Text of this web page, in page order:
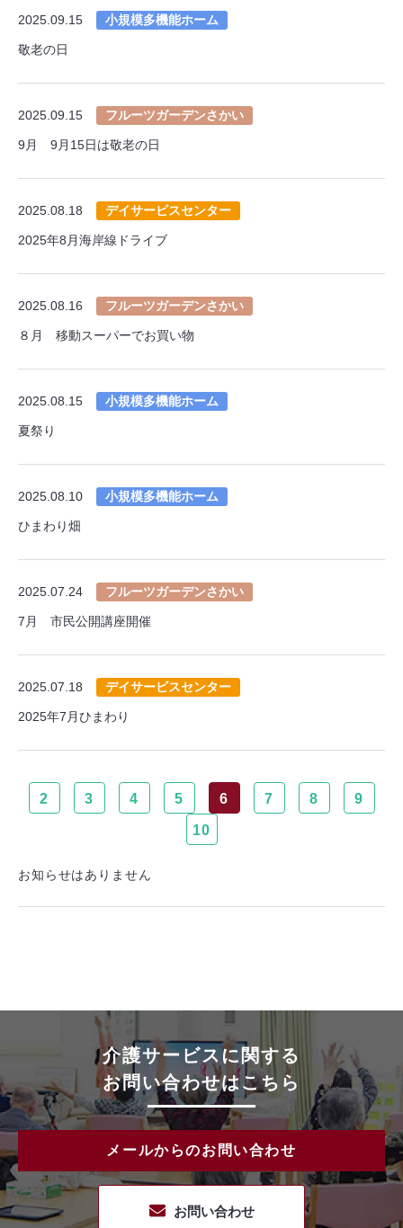
2025.09.15 小規模多機能ホーム
敬老の日
2025.09.15 フルーツガーデンさかい
9月 9月15日は敬老の日
2025.08.18 デイサービスセンター
2025年8月海岸線ドライブ
2025.08.16 フルーツガーデンさかい
８月 移動スーパーでお買い物
2025.08.15 小規模多機能ホーム
夏祭り
2025.08.10 小規模多機能ホーム
ひまわり畑
2025.07.24 フルーツガーデンさかい
7月 市民公開講座開催
2025.07.18 デイサービスセンター
2025年7月ひまわり
2 3 4 5 6 7 8 9
10
お知らせはありません
介護サービスに関する
お問い合わせはこちら
メールからのお問い合わせ
お問い合わせ